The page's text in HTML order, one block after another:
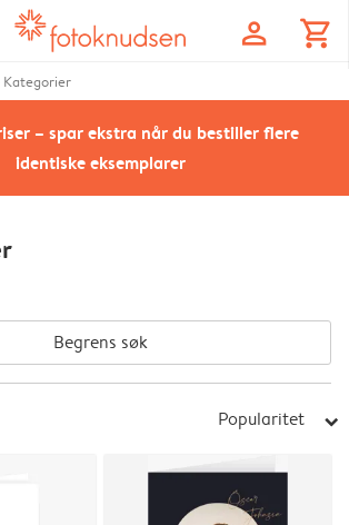
profile shopping_cart
Kategorier
– spar ekstra når du bestiller flere
identiske eksemplarer
Begrens søk
Popularitet arrow_right